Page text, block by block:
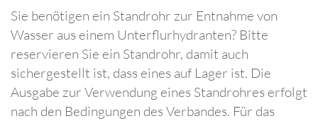
Sie benötigen ein Standrohr zur Entnahme von
Wasser aus einem Unterflurhydranten? Bitte
reservieren Sie ein Standrohr, damit auch
sichergestellt ist, dass eines auf Lager ist. Die
Ausgabe zur Verwendung eines Standrohres erfolgt
nach den Bedingungen des Verbandes. Für das